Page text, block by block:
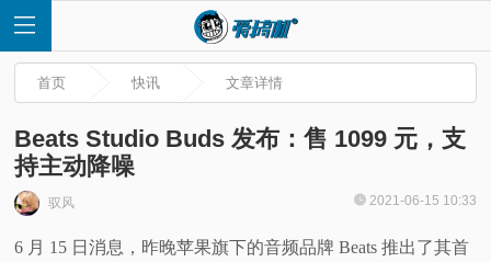
首
页
首页 快讯 文章详情
Beats Studio Buds 发布：售 1099 元，支
持主动降噪
驭风 2021-06-15 10:33
6 月 15 日消息，昨晚苹果旗下的音频品牌 Beats 推出了其首